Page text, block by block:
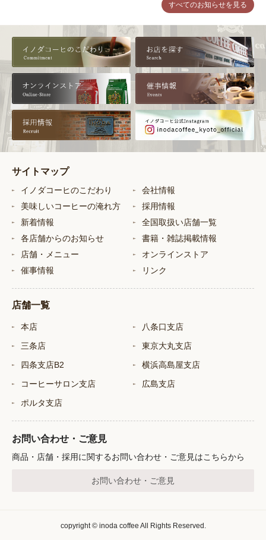
すべてのお知らせを見る
サイトマップ
イノダコーヒのこだわり
美味しいコーヒーの淹れ方
新着情報
各店舗からのお知らせ
店舗・メニュー
催事情報
会社情報
採用情報
全国取扱い店舗一覧
書籍・雑誌掲載情報
オンラインストア
リンク
店舗一覧
本店
三条店
四条支店B2
コーヒーサロン支店
ポルタ支店
八条口支店
東京大丸支店
横浜高島屋支店
広島支店
お問い合わせ・ご意見
商品・店舗・採用に関するお問い合わせ・ご意見はこちらから
お問い合わせ・ご意見
copyright © inoda coffee All Rights Reserved.